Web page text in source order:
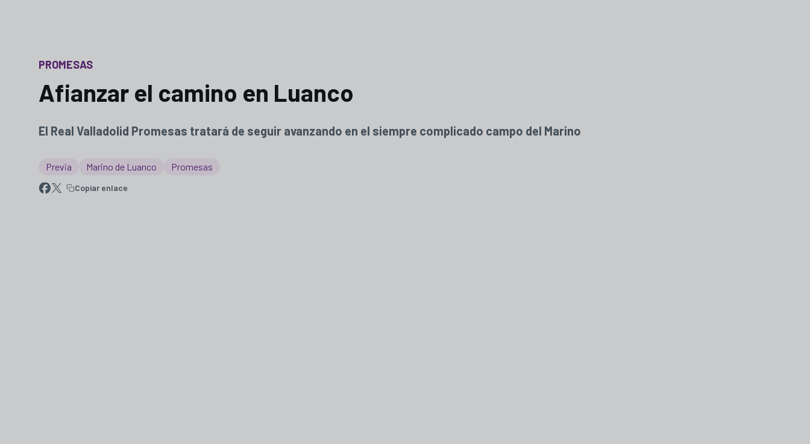
PROMESAS
Afianzar el camino en Luanco
El Real Valladolid Promesas tratará de seguir avanzando en el siempre complicado campo del Marino
Previa Marino de Luanco Promesas
Copiar enlace